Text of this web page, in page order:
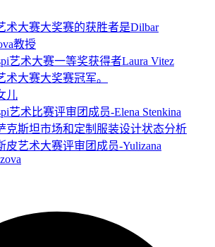
术大赛大奖赛的获胜者是Dilbar
教授
艺术大赛一等奖获得者Laura Vitez
术大赛大奖赛冠军。
儿
艺术比赛评审团成员-Elena Stenkina
克斯坦市场和定制服装设计状态分析
皮艺术大赛评审团成员-Yulizana